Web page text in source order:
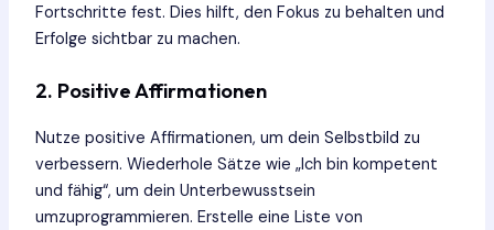
Fortschritte fest. Dies hilft, den Fokus zu behalten und
Erfolge sichtbar zu machen.
2. Positive Affirmationen
Nutze positive Affirmationen, um dein Selbstbild zu
verbessern. Wiederhole Sätze wie „Ich bin kompetent
und fähig“, um dein Unterbewusstsein
umzuprogrammieren. Erstelle eine Liste von